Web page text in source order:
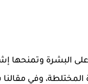
البشرة وتمنحها
المختلطة، وفي